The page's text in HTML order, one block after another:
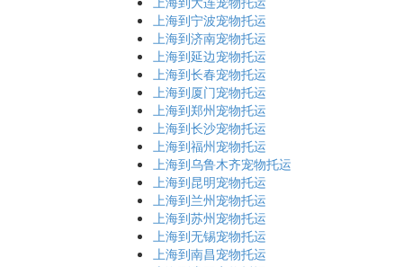
上海到宁波宠物托运
上海到济南宠物托运
上海到延边宠物托运
上海到长春宠物托运
上海到厦门宠物托运
上海到郑州宠物托运
上海到长沙宠物托运
上海到福州宠物托运
上海到乌鲁木齐宠物托运
上海到昆明宠物托运
上海到兰州宠物托运
上海到苏州宠物托运
上海到无锡宠物托运
上海到南昌宠物托运